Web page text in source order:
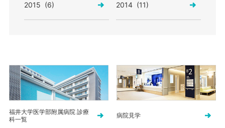
2015 (6) 2014 (11)
福井大学医学部附属病院 診療
科一覧
病院見学